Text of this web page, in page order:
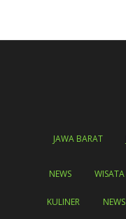
JAWA BARAT
NEWS
WISATA
KULINER NEWS